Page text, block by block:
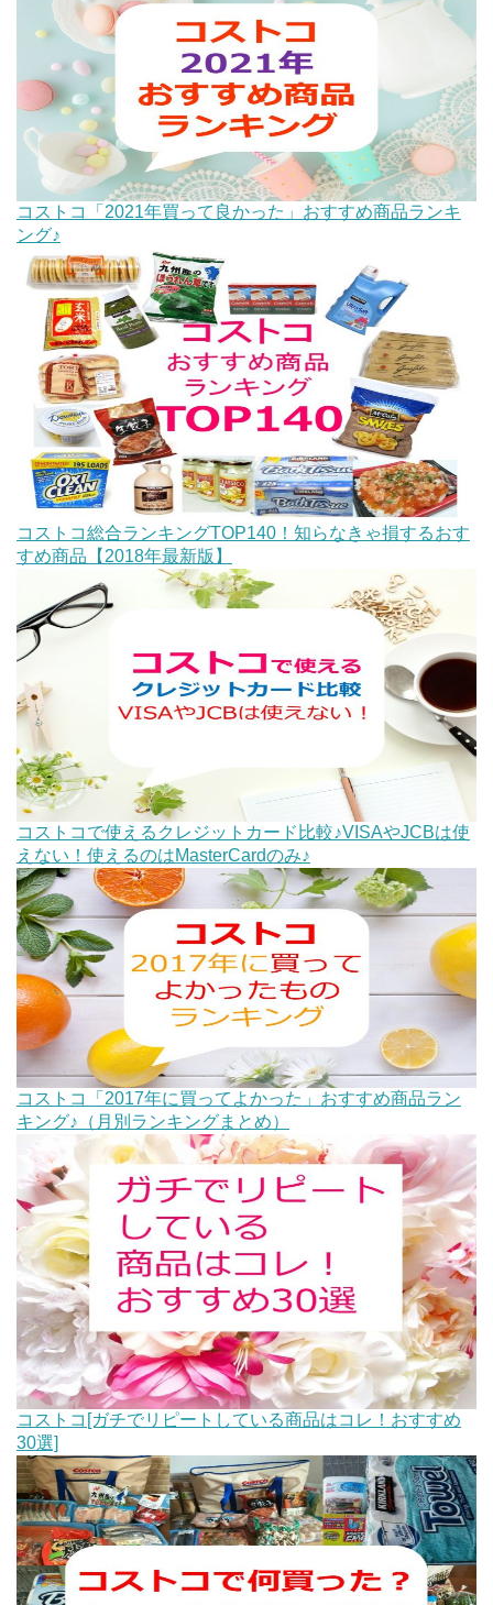
コストコ「2021年買って良かった」おすすめ商品ランキ
ング♪
コストコ総合ランキングTOP140！知らなきゃ損するおす
すめ商品【2018年最新版】
コストコで使えるクレジットカード比較♪VISAやJCBは使
えない！使えるのはMasterCardのみ♪
コストコ「2017年に買ってよかった」おすすめ商品ラン
キング♪（月別ランキングまとめ）
コストコ[ガチでリピートしている商品はコレ！おすすめ
30選]